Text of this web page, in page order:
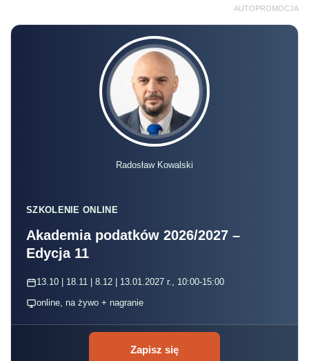
AUTOPROMOCJA
Radosław Kowalski
SZKOLENIE ONLINE
Akademia podatków 2026/2027 –
Edycja 11
13.10 | 18.11 | 8.12 | 13.01.2027 r., 10:00-15:00
online, na żywo + nagranie
Zapisz się